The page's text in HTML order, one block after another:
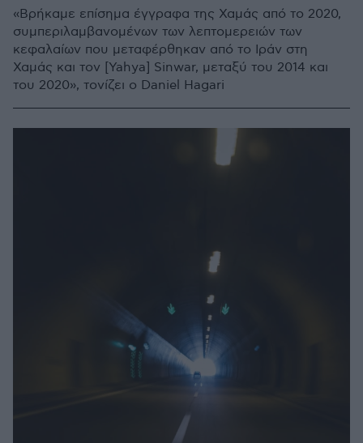
«Βρήκαμε επίσημα έγγραφα της Χαμάς από το 2020,
συμπεριλαμβανομένων των λεπτομερειών των
κεφαλαίων που μεταφέρθηκαν από το Ιράν στη
Χαμάς και τον [Yahya] Sinwar, μεταξύ του 2014 και
του 2020», τονίζει ο Daniel Hagari